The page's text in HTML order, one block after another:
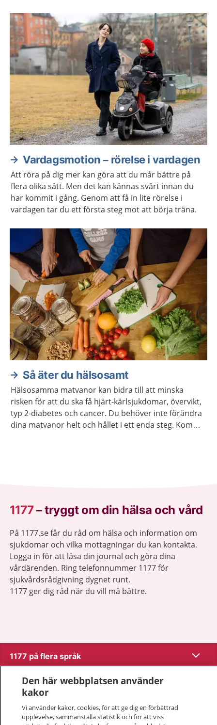
Vardagsmotion – rörelse i vardagen
Att röra på dig mer kan göra att du mår bättre på
flera olika sätt. Men det kan kännas svårt innan du
har kommit i gång. Genom att få in lite rörelse i
vardagen tar du ett första steg mot att börja träna.
Så äter du hälsosamt
Hälsosamma matvanor kan bidra till att minska
risken för att du ska få hjärt-kärlsjukdomar, övervikt,
typ 2-diabetes och cancer. Du behöver inte förändra
dina matvanor helt och hållet i ett enda steg. Kom
1177–tryggt om din hälsa och vård
På 1177.se får du råd om hälsa och information om
sjukdomar och vilka mottagningar du kan kontakta.
Logga in för att läsa din journal och göra dina
vårdärenden. Ring telefonnummer 1177 för
sjukvårdsrådgivning dygnet runt.
1177 ger dig råd när du vill må bättre.
1177 på flera språk Visa
Om 1177
Kontakt
Den här webbplatsen använder
kakor
Vi använder kakor, cookies, för att ge dig en förbättrad
upplevelse, sammanställa statistik och för att viss